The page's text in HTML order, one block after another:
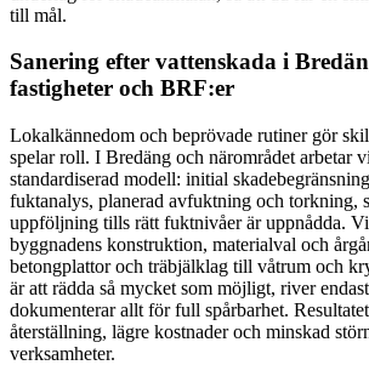
till mål.
Sanering efter vattenskada i
fastigheter och BRF:er
Lokalkännedom och beprövade rutiner gör
spelar roll. I Bredäng och närområdet arbetar
standardiserad modell: initial
fuktanalys, planerad avfuktning och torkning,
uppföljning tills rätt fuktnivåer är uppnådda.
byggnadens konstruktion, materialval och
betongplattor och träbjälklag till våtrum och
är att rädda så mycket som möjligt, river
dokumenterar allt för full spårbarhet.
återställning, lägre kostnader och minskad
verksamheter.